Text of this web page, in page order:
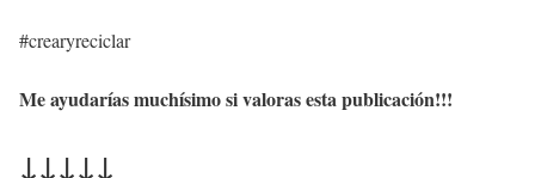
#crearyreciclar
Me ayudarías muchísimo si valoras esta publicación!!!
↓↓↓↓↓